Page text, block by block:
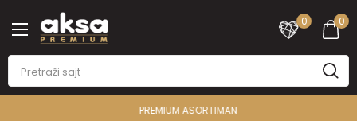
0
0
PREMIUM ASORTIMAN